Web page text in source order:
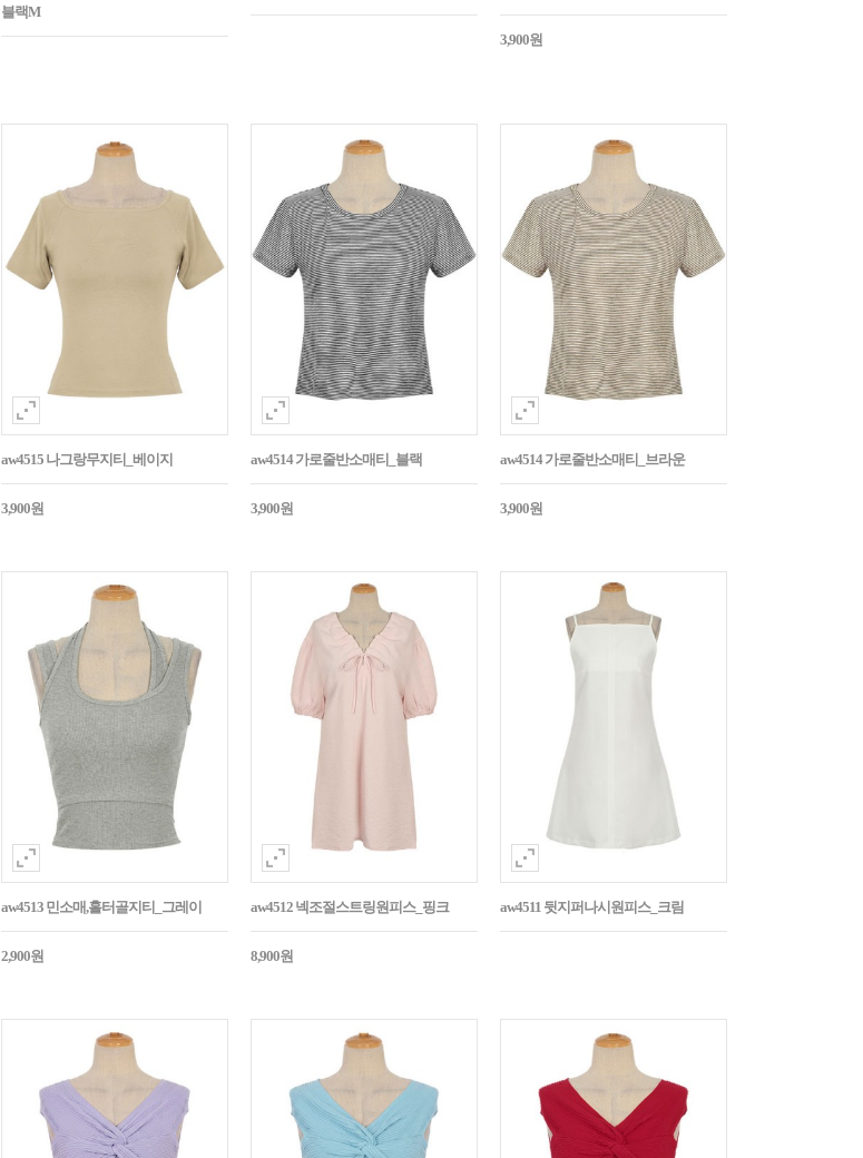
블랙M
3,900원
aw4515 나그랑무지티_베이지
3,900원
aw4514 가로줄반소매티_블랙
3,900원
aw4514 가로줄반소매티_브라운
3,900원
aw4513 민소매,홀터골지티_그레이
2,900원
aw4512 넥조절스트링원피스_핑크
8,900원
aw4511 뒷지퍼나시원피스_크림